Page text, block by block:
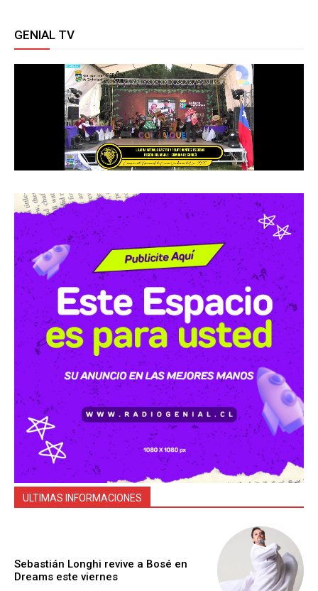
GENIAL TV
ULTIMAS INFORMACIONES
Sebastián Longhi revive a Bosé en
Dreams este viernes